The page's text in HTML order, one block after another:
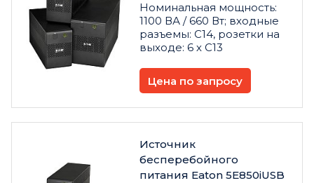
Номинальная мощность:
1100 ВА / 660 Вт; входные
разъемы: C14, розетки на
выходе: 6 х C13
Цена по запросу
Источник
бесперебойного
питания Eaton 5E850iUSB